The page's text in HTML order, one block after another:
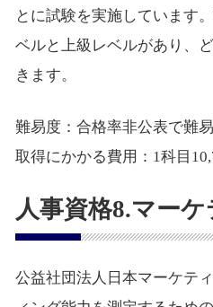
とに試験を実施しています
ベルと上級レベルがあり、
きます。
難易度：合格率非公表で難
取得にかかる費用：1科目
人事資格8.マー
公益社団法人日本マーケテ